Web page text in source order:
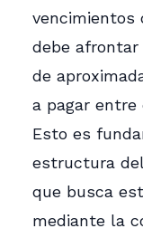
vencimientos
debe afrontar
de
a pagar entre
Esto es
estructura
que busca
mediante la